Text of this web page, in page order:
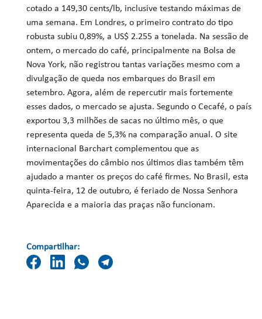
cotado a 149,30 cents/lb, inclusive testando máximas de
uma semana. Em Londres, o primeiro contrato do tipo
robusta subiu 0,89%, a US$ 2.255 a tonelada. Na sessão de
ontem, o mercado do café, principalmente na Bolsa de
Nova York, não registrou tantas variações mesmo com a
divulgação de queda nos embarques do Brasil em
setembro. Agora, além de repercutir mais fortemente
esses dados, o mercado se ajusta. Segundo o Cecafé, o país
exportou 3,3 milhões de sacas no último mês, o que
representa queda de 5,3% na comparação anual. O site
internacional Barchart complementou que as
movimentações do câmbio nos últimos dias também têm
ajudado a manter os preços do café firmes. No Brasil, esta
quinta-feira, 12 de outubro, é feriado de Nossa Senhora
Aparecida e a maioria das praças não funcionam.
Compartilhar: